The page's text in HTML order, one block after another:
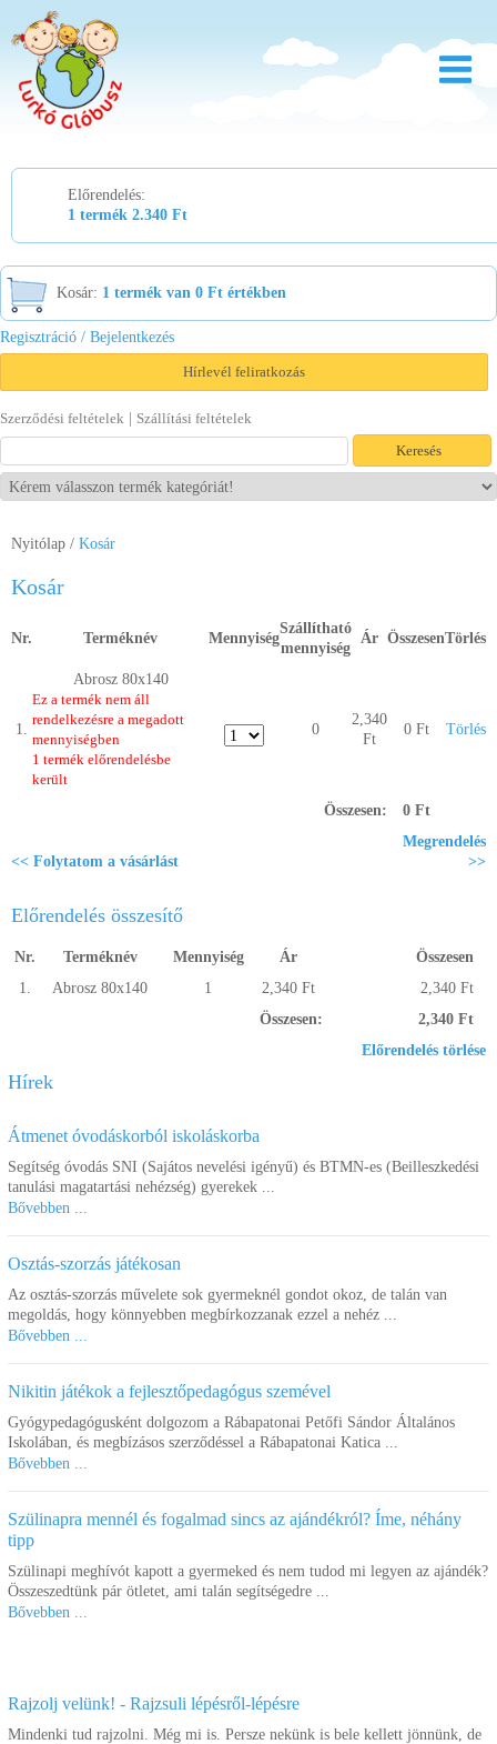
Bölcsőde
Család
Újdonság
Viszonteladóknak
Letöltések
Előrendelés:
1 termék 2.340 Ft
Kosár: 1 termék van 0 Ft értékben
Regisztráció / Bejelentkezés
Hírlevél feliratkozás
Szerződési feltételek | Szállítási feltételek
Nyitólap / Kosár
Kosár
Nr. Terméknév Mennyiség
Szállítható
mennyiség
Ár ÖsszesenTörlés
1.
Abrosz 80x140
Ez a termék nem áll
rendelkezésre a megadott
mennyiségben
1 termék előrendelésbe
került
0
2,340
Ft
0 Ft Törlés
Összesen: 0 Ft
<< Folytatom a vásárlást
Megrendelés
>>
Előrendelés összesítő
Nr. Terméknév Mennyiség Ár
Összesen
1.
Abrosz 80x140 1 2,340 Ft
2,340 Ft
Összesen:
2,340 Ft
Előrendelés törlése
Hírek
Átmenet óvodáskorból iskoláskorba
Segítség óvodás SNI (Sajátos nevelési igényű) és BTMN-es (Beilleszkedési
tanulási magatartási nehézség) gyerekek ...
Bővebben ...
Osztás-szorzás játékosan
Az osztás-szorzás művelete sok gyermeknél gondot okoz, de talán van
megoldás, hogy könnyebben megbírkozzanak ezzel a nehéz ...
Bővebben ...
Nikitin játékok a fejlesztőpedagógus szemével
Gyógypedagógusként dolgozom a Rábapatonai Petőfi Sándor Általános
Iskolában, és megbízásos szerződéssel a Rábapatonai Katica ...
Bővebben ...
Szülinapra mennél és fogalmad sincs az ajándékról? Íme, néhány
tipp
Szülinapi meghívót kapott a gyermeked és nem tudod mi legyen az ajándék?
Összeszedtünk pár ötletet, ami talán segítségedre ...
Bővebben ...
Rajzolj velünk! - Rajzsuli lépésről-lépésre
Mindenki tud rajzolni. Még mi is. Persze nekünk is bele kellett jönnünk, de